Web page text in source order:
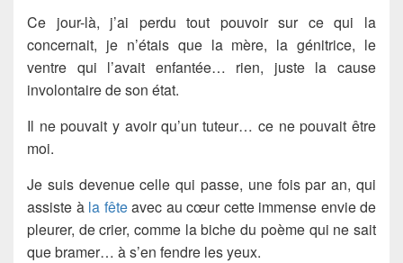
Ce jour-là, j’ai perdu tout pouvoir sur ce qui la
concernait, je n’étais que la mère, la génitrice, le
ventre qui l’avait enfantée… rien, juste la cause
involontaire de son état.
Il ne pouvait y avoir qu’un tuteur… ce ne pouvait être
moi.
Je suis devenue celle qui passe, une fois par an, qui
assiste à la fêteavec au cœur cette immense envie de
pleurer, de crier, comme la biche du poème qui ne sait
que bramer… à s’en fendre les yeux.